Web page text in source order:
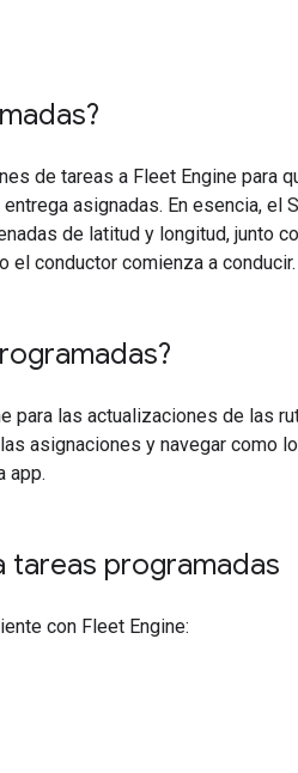
de tareas a Fleet Engine para
asignadas. En esencia, el
de latitud y longitud, junto
el conductor comienza a conducir.
para las actualizaciones de las
asignaciones y navegar como
app.
tareas programadas
con Fleet Engine: